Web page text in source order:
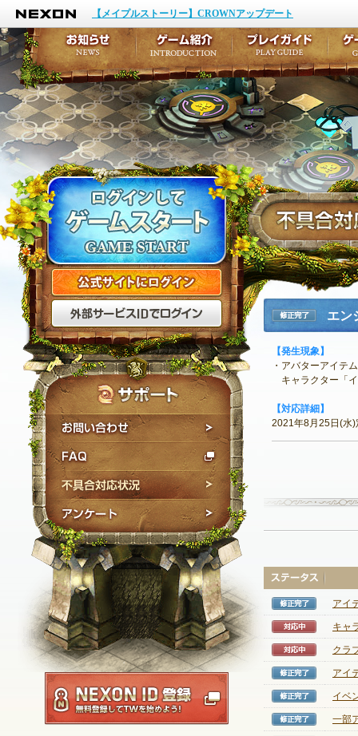
NEXON
【メイプルストーリー】CROWNアップデート
公式サイトにログイン
外部サービスIDでログ
お問い合わせ
アンケート
NEXON ID登録
修正完了
エン
【発生現象】
・アバターアイテ
キャラクター「
【対応詳細】
2021年8月25日(水)
修正完
アイ
対応中
キャ
対応中
クラ
修正完
アイ
修正完
イベ
修正完
一部
お知らせ
イベント
アップデート
メンテナンス
ゲーム紹介
キャラクター作成
テイルズ初級者講座
ここだけは知ってお